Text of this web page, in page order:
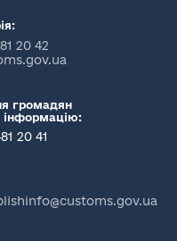
20 42
громадян
інформацію:
20 41